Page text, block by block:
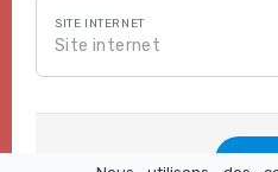
SITE INTERNET